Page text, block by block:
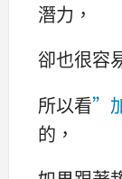
潛力，
卻也很容
所以看”
的，